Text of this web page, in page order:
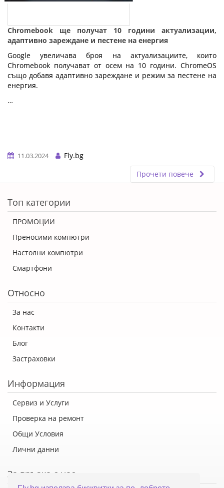
Chromebook ще получат 10 години актуализации,
адаптивно зареждане и пестене на енергия
Google увеличава броя на актуализациите, които
Chromebook получават от осем на 10 години. ChromeOS
също добавя адаптивно зареждане и режим за пестене на
енергия.
…
11.03.2024
Fly.bg
Прочети повече
Топ категории
ПРОМОЦИИ
Преносими компютри
Настолни компютри
Смартфони
Относно
За нас
Контакти
Блог
Застраховки
Информация
Сервиз и Услуги
Проверка на ремонт
Общи Условия
Лични данни
За връзка с нас